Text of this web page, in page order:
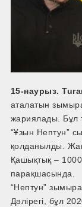
15-наурыз.
аталатын
жариялады. Бұл
“Ұзын Нептун”
қолданылды.
Қашықтық –
парақшасында.
“Нептун”
Дәлірегі, бұл